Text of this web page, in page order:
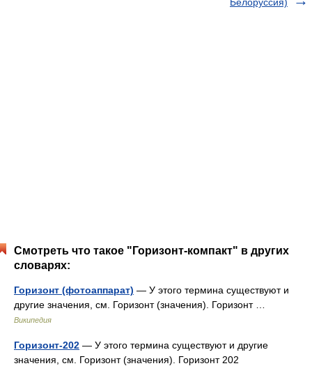
Смотреть что такое "Горизонт-компакт" в других
словарях:
Горизонт (фотоаппарат) — У этого термина существуют и
другие значения, см. Горизонт (значения). Горизонт …
Википедия
Горизонт-202 — У этого термина существуют и другие
значения, см. Горизонт (значения). Горизонт 202